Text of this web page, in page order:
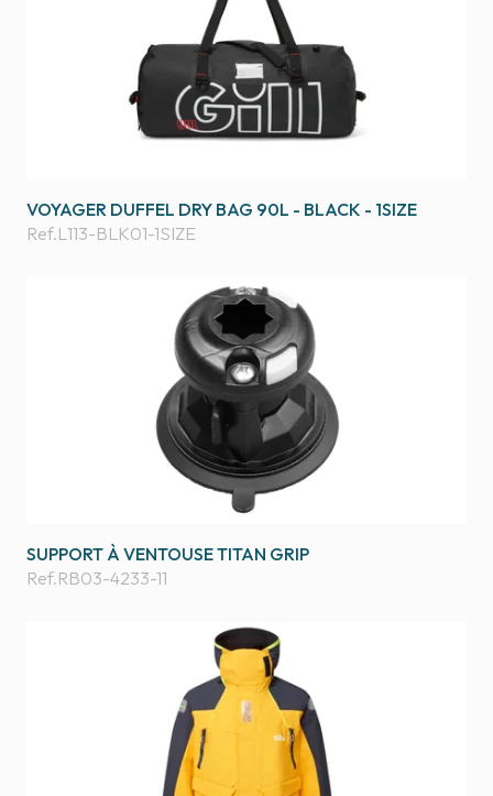
VOYAGER DUFFEL DRY BAG 90L - BLACK - 1SIZE
Ref.L113-BLK01-1SIZE
SUPPORT À VENTOUSE TITAN GRIP
Ref.RB03-4233-11